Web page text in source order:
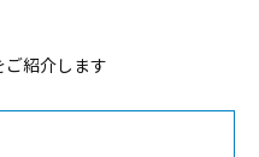
0686
紹介します